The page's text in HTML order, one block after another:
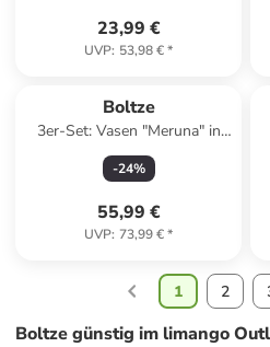
23,99 €
UVP: 53,98 €*
Boltze
3er-Set: Vasen "Meruna" in
Weiß
-24%
55,99 €
UVP: 73,99 €*
1 2
Boltze günstig im limango